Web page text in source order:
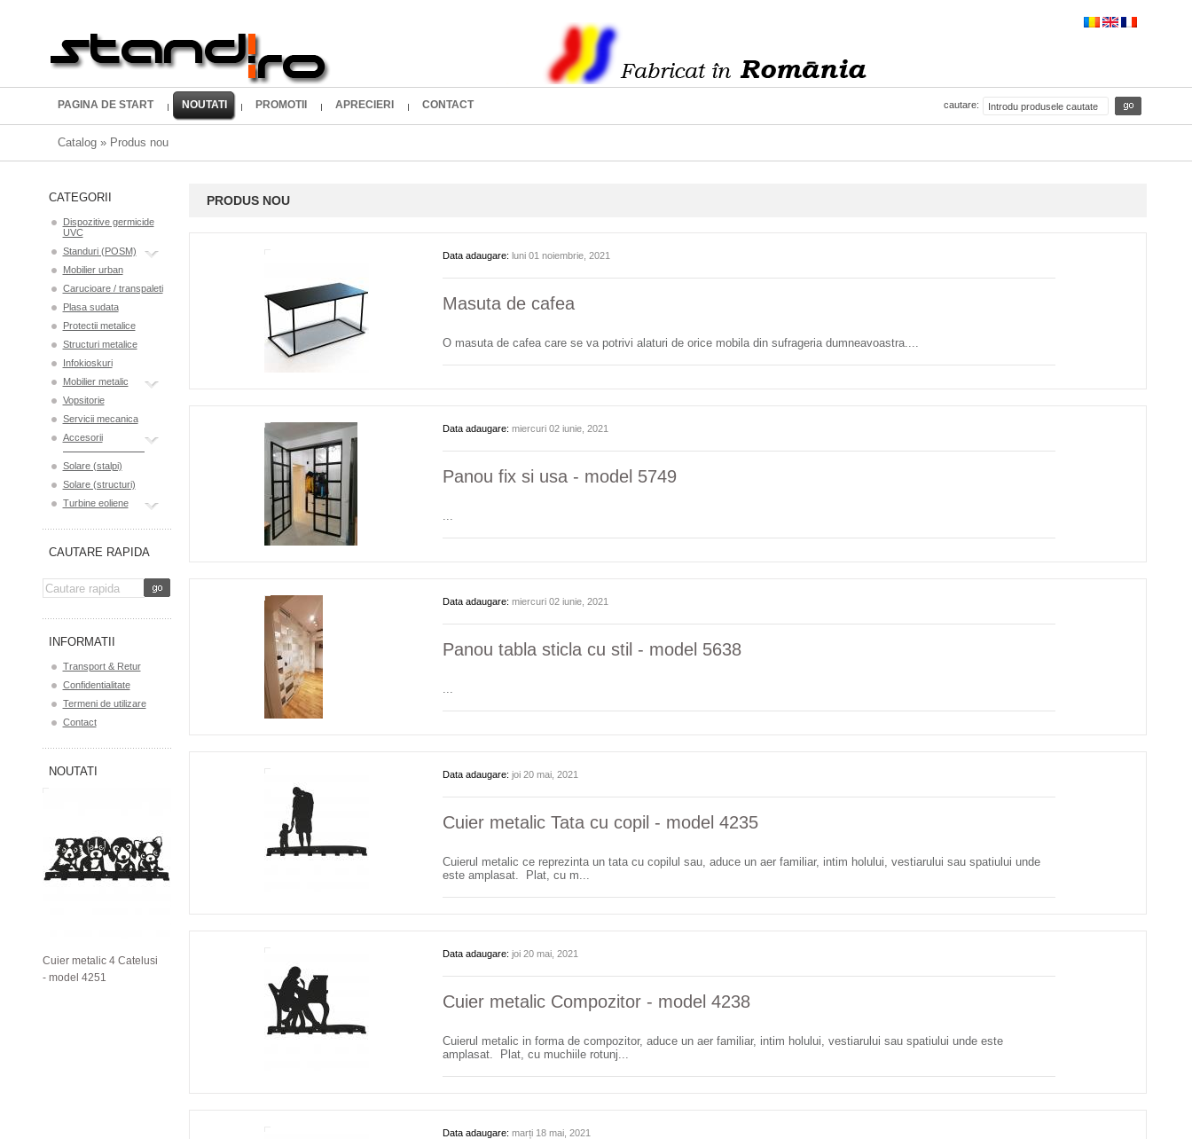
PAGINA DE START NOUTATI PROMOTII APRECIERI CONTACT cautare:
Catalog» Produs nou
PRODUS NOU
Data adaugare: luni 01 noiembrie, 2021
Masuta de cafea
O masuta de cafea care se va potrivi alaturi de orice mobila din sufrageria dumneavoastra....
Data adaugare: miercuri 02 iunie, 2021
Panou fix si usa - model 5749
...
Data adaugare: miercuri 02 iunie, 2021
Panou tabla sticla cu stil - model 5638
...
Data adaugare: joi 20 mai, 2021
Cuier metalic Tata cu copil - model 4235
Cuierul metalic ce reprezinta un tata cu copilul sau, aduce un aer familiar, intim holului, vestiarului sau spatiului unde
este amplasat. Plat, cu m...
Data adaugare: joi 20 mai, 2021
Cuier metalic Compozitor - model 4238
Cuierul metalic in forma de compozitor, aduce un aer familiar, intim holului, vestiarului sau spatiului unde este
amplasat. Plat, cu muchiile rotunj...
Data adaugare: marți 18 mai, 2021
CATEGORII
Dispozitive germicide
UVC
Standuri (POSM)
Mobilier urban
Carucioare / transpaleti
Plasa sudata
Protectii metalice
Structuri metalice
Infokioskuri
Mobilier metalic
Vopsitorie
Servicii mecanica
Accesorii
Solare (stalpi)
Solare (structuri)
Turbine eoliene
CAUTARE RAPIDA
INFORMATII
Transport & Retur
Confidentialitate
Termeni de utilizare
Contact
NOUTATI
Cuier metalic 4 Catelusi
- model 4251